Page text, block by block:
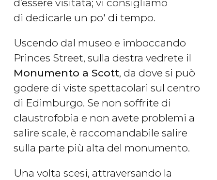
d’essere visitata; vi consigliamo
di dedicarle un po' di tempo.
Uscendo dal museo e imboccando
Princes Street, sulla destra vedrete il
Monumento a Scott, da dove si può
godere di viste spettacolari sul centro
di Edimburgo. Se non soffrite di
claustrofobia e non avete problemi a
salire scale, è raccomandabile salire
sulla parte più alta del monumento.
Una volta scesi, attraversando la